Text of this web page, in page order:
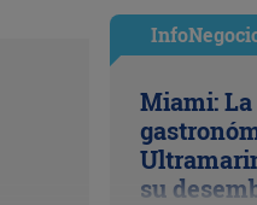
Miami:
su